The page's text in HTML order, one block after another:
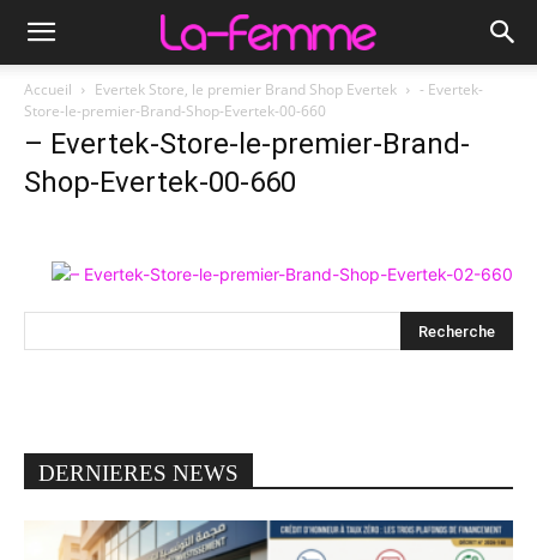
Accueil Evertek Store, le premier Brand Shop Evertek
- Evertek-
Store-le-premier-Brand-Shop-Evertek-00-660
– Evertek-Store-le-premier-Brand-
Shop-Evertek-00-660
DERNIERES NEWS